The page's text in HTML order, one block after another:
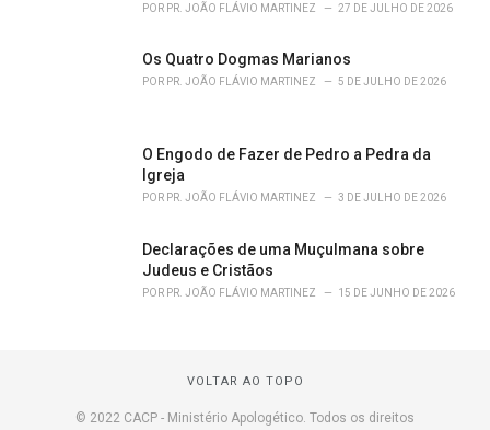
POR PR. JOÃO FLÁVIO MARTINEZ 27 DE JULHO DE 2026
Os Quatro Dogmas Marianos
POR PR. JOÃO FLÁVIO MARTINEZ 5 DE JULHO DE 2026
O Engodo de Fazer de Pedro a Pedra da
Igreja
POR PR. JOÃO FLÁVIO MARTINEZ 3 DE JULHO DE 2026
Declarações de uma Muçulmana sobre
Judeus e Cristãos
POR PR. JOÃO FLÁVIO MARTINEZ 15 DE JUNHO DE 2026
VOLTAR AO TOPO
© 2022 CACP - Ministério Apologético. Todos os direitos